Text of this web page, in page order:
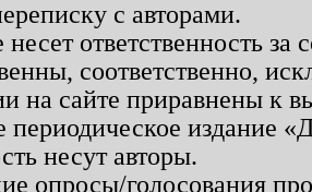
с авторами.
несет ответственность
соответственно,
на сайте приравнены к
периодическое издание
несут авторы.
опросы/голосования